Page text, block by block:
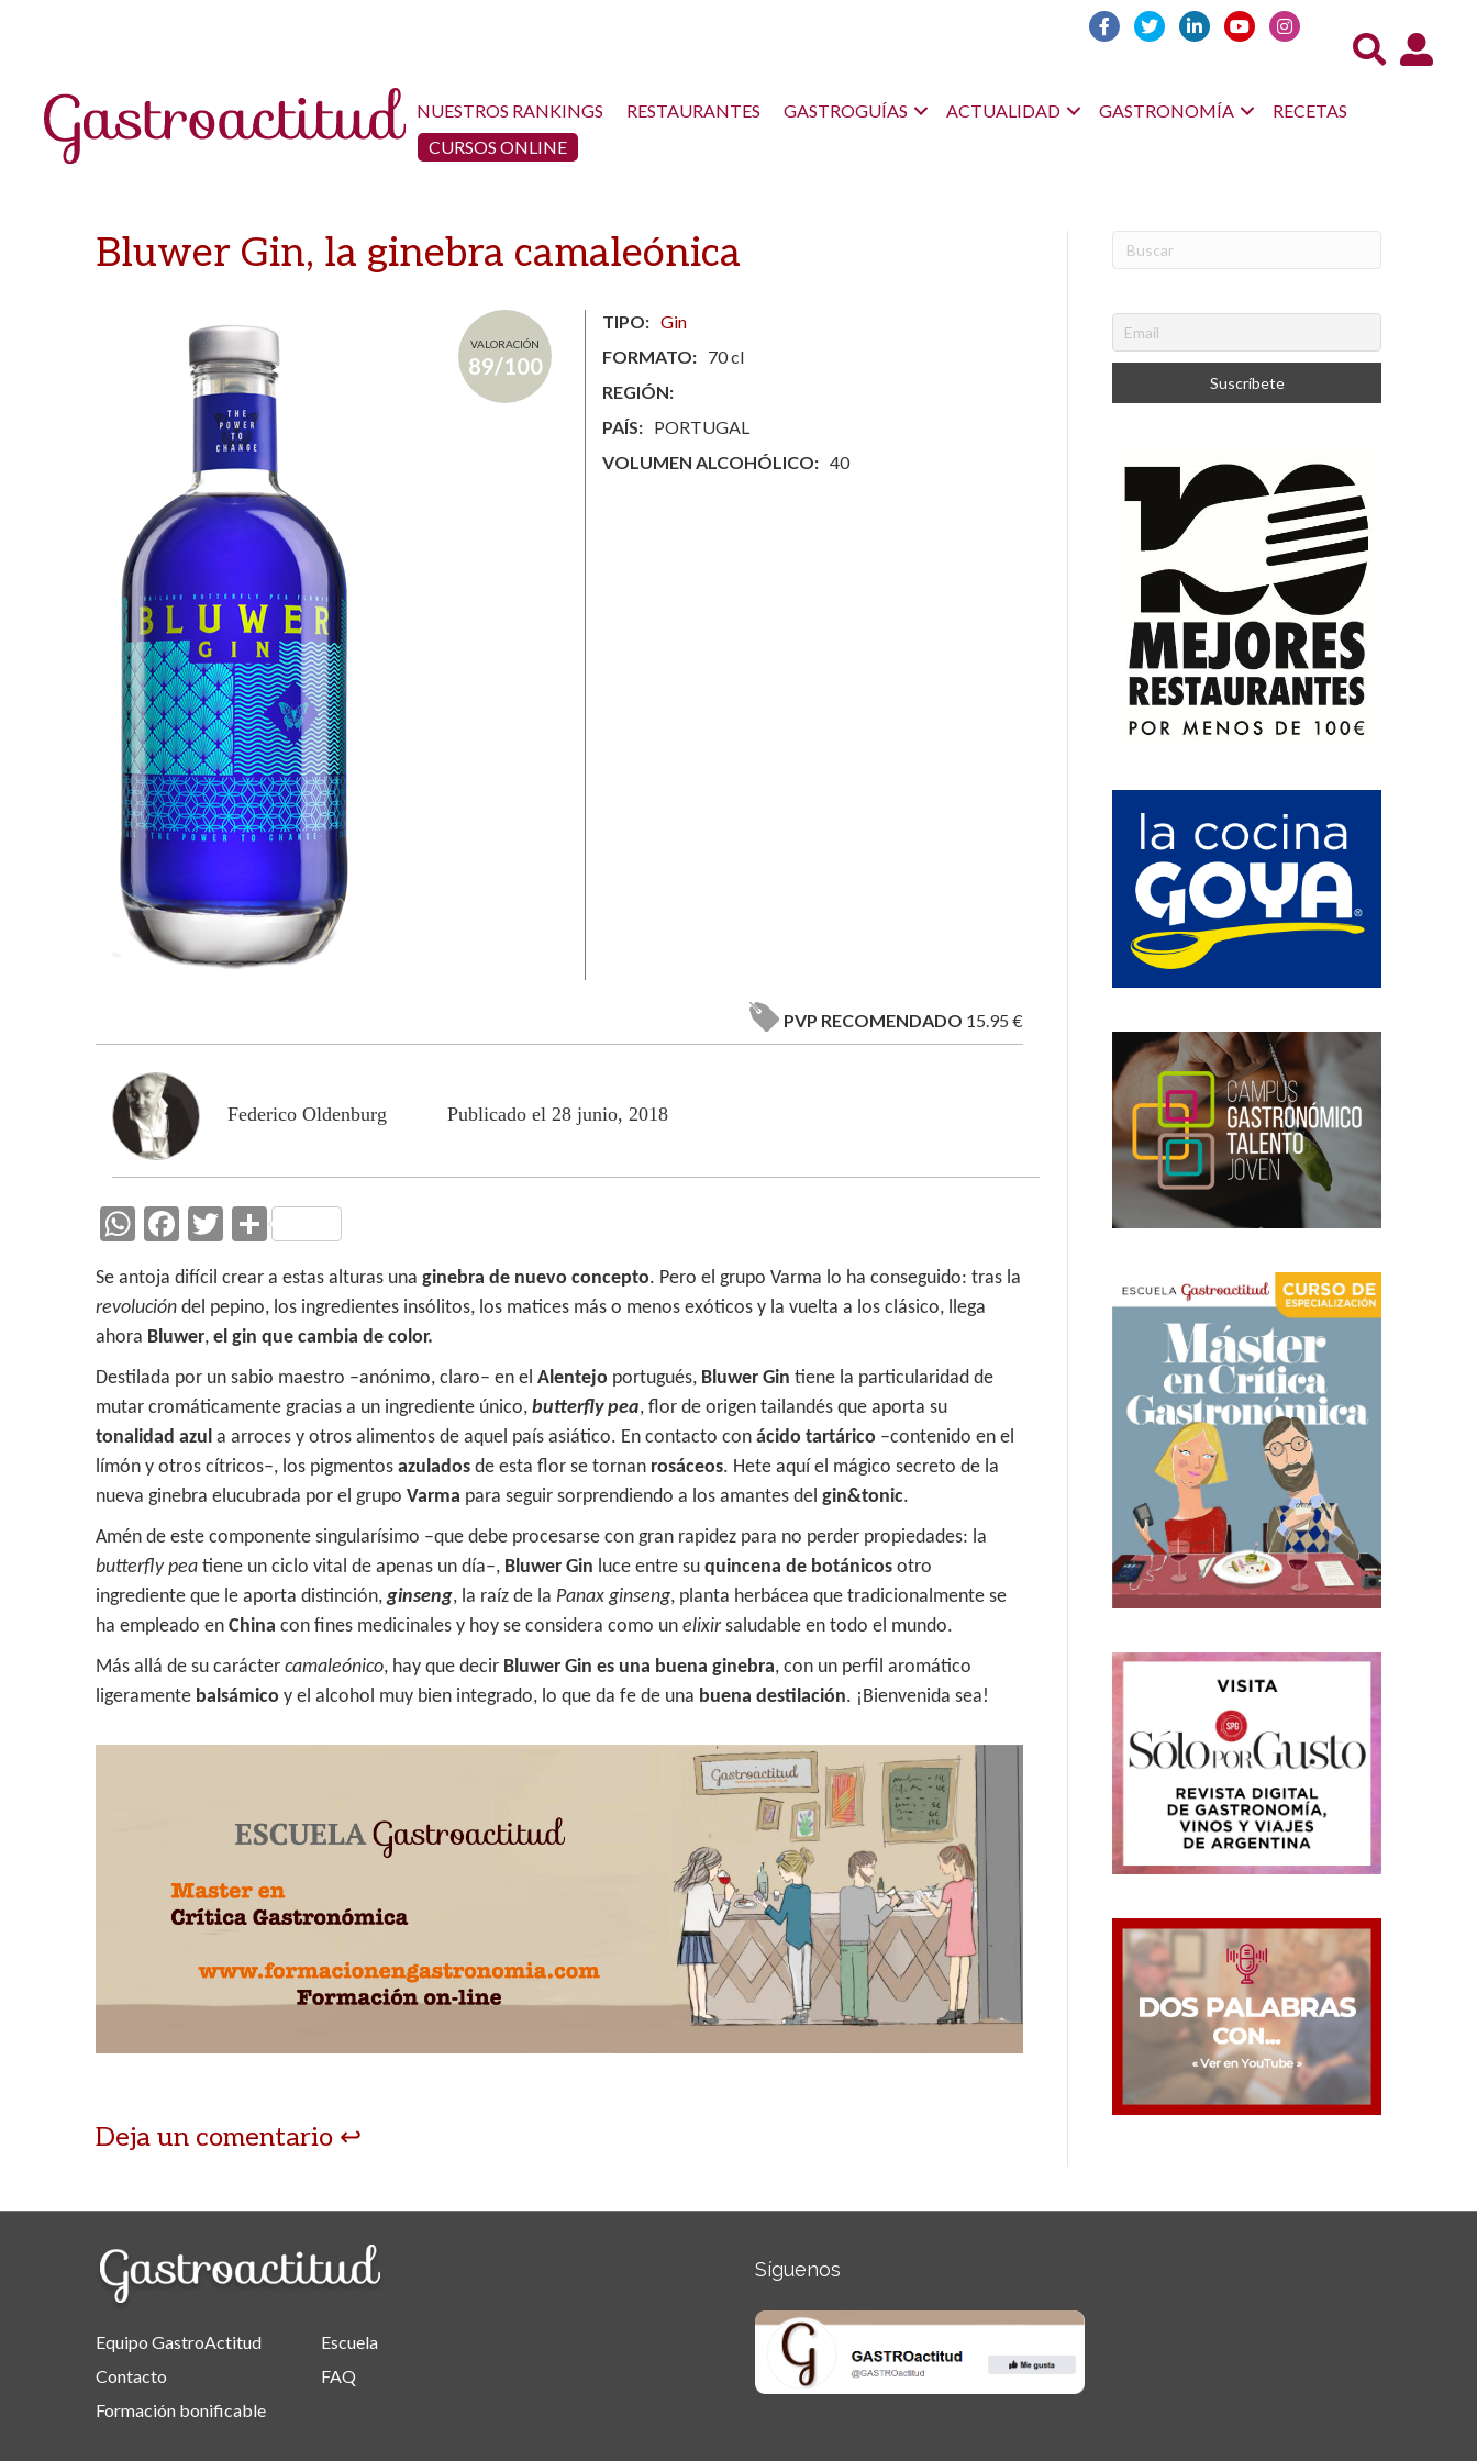
Acceso
NUESTROS RANKINGS RESTAURANTES GASTROGUÍAS ACTUALIDAD GASTRONOMÍA
RECETAS
CURSOS ONLINE
Bluwer Gin, la ginebra camaleónica
VALORACIÓN
89/100
TIPO
Gin
FORMATO
70 cl
REGIÓN
PAÍS
PORTUGAL
VOLUMEN ALCOHÓLICO
40
PVP RECOMENDADO 15.95 €
Federico Oldenburg Publicado el 28 junio, 2018
W
at
s
A
p
p
F
ac
e
b
o
o
k
T
itt
er
C
m
p
ar
ti
r
Se antoja difícil crear a estas alturas una ginebra de nuevo concepto. Pero el grupo Varma lo ha conseguido: tras la
revolución del pepino, los ingredientes insólitos, los matices más o menos exóticos y la vuelta a los clásico, llega
ahora Bluwer, el gin que cambia de color.
Destilada por un sabio maestro –anónimo, claro– en el Alentejo portugués, Bluwer Gin tiene la particularidad de
mutar cromáticamente gracias a un ingrediente único, butterfly pea, flor de origen tailandés que aporta su
tonalidad azul a arroces y otros alimentos de aquel país asiático. En contacto con ácido tartárico –contenido en el
límón y otros cítricos–, los pigmentos azulados de esta flor se tornan rosáceos. Hete aquí el mágico secreto de la
nueva ginebra elucubrada por el grupo Varma para seguir sorprendiendo a los amantes del gin&tonic.
Amén de este componente singularísimo –que debe procesarse con gran rapidez para no perder propiedades: la
butterfly pea tiene un ciclo vital de apenas un día–, Bluwer Gin luce entre su quincena de botánicos otro
ingrediente que le aporta distinción, ginseng, la raíz de la Panax ginseng, planta herbácea que tradicionalmente se
ha empleado en China con fines medicinales y hoy se considera como un elixirsaludable en todo el mundo.
Más allá de su carácter camaleónico, hay que decir Bluwer Gin es una buena ginebra, con un perfil aromático
ligeramente balsámico y el alcohol muy bien integrado, lo que da fe de una buena destilación. ¡Bienvenida sea!
Deja un comentario
Equipo GastroActitud
Contacto
Formación bonificable
Escuela
FAQ
Síguenos